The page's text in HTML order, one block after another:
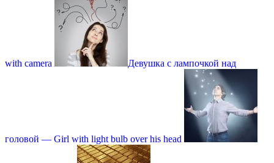
with camera Девушка с лампочкой над
головой — Girl with light bulb over his head